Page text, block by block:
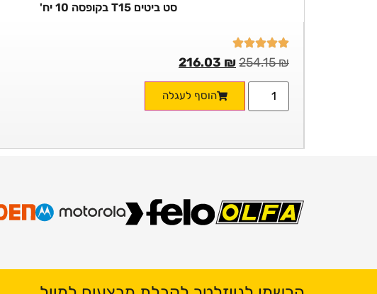
סט ביטים T15 בקופסה 10 יח'
254.15₪
216.03 ₪
הוסף לעגלה